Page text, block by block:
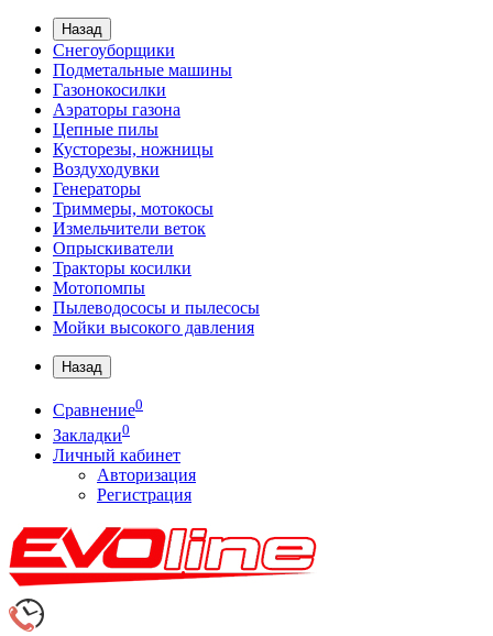
Назад
Снегоуборщики
Подметальные машины
Газонокосилки
Аэраторы газона
Цепные пилы
Кусторезы, ножницы
Воздуходувки
Генераторы
Триммеры, мотокосы
Измельчители веток
Опрыскиватели
Тракторы косилки
Мотопомпы
Пылеводососы и пылесосы
Мойки высокого давления
Назад
Сравнение0
Закладки0
Личный кабинет
Авторизация
Регистрация